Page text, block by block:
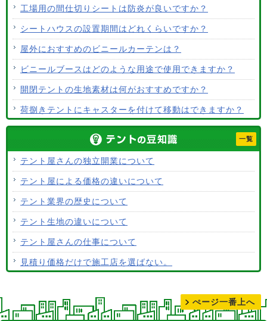
工場用の間仕切りシートは防炎が良いですか？
シートハウスの設置期間はどれくらいですか？
屋外におすすめのビニールカーテンは？
ビニールブースはどのような用途で使用できますか？
開閉テントの生地素材は何がおすすめですか？
荷捌きテントにキャスターを付けて移動はできますか？
使用するテント生地の違いは？
ALCなどにオーニングは設置できますか？
テント生地はクリーニングできますか？
一覧
テント屋さんの独立開業について
テント屋による価格の違いについて
テント業界の歴史について
テント生地の違いについて
テント屋さんの仕事について
見積り価格だけで施工店を選ばない。
ぺージ一番上へ